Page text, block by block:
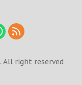
All right reserved